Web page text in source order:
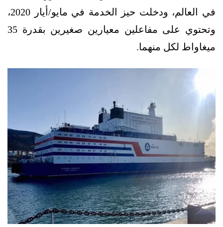
في العالم، ودخلت حيز الخدمة في مايو/أيار 2020،
وتحتوي على مفاعلين معيارين صغيرين بقدرة 35
ميغاواط لكل منهما.